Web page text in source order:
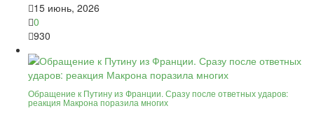
15 июнь, 2026
0
930
Обращение к Путину из Франции. Сразу после ответных ударов:
реакция Макрона поразила многих